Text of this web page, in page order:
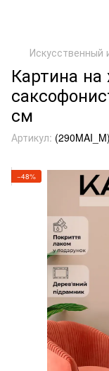
Искусственный
Картина
см
Артикул: (290MAI_M)
−48%